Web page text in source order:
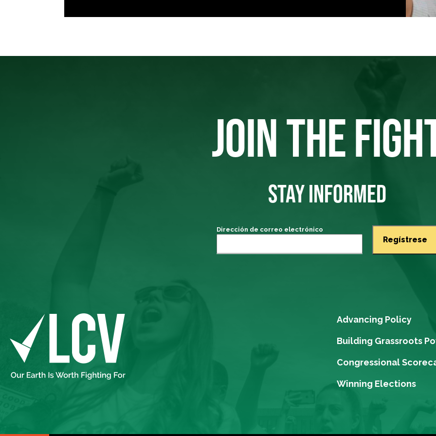
JOIN THE
STAY INFORMED
Dirección de correo electrónico
Advancing Policy
Building Grassroots
Congressional
Winning Elections